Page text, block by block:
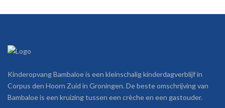
Kinderopvang Bambaloe is een kleinschalig kinderdagverblijf in
Corpus den Hoorn Zuid in Groningen. De beste omschrijving van
Bambaloe is een kruizing tussen een crèche en een gastouder.